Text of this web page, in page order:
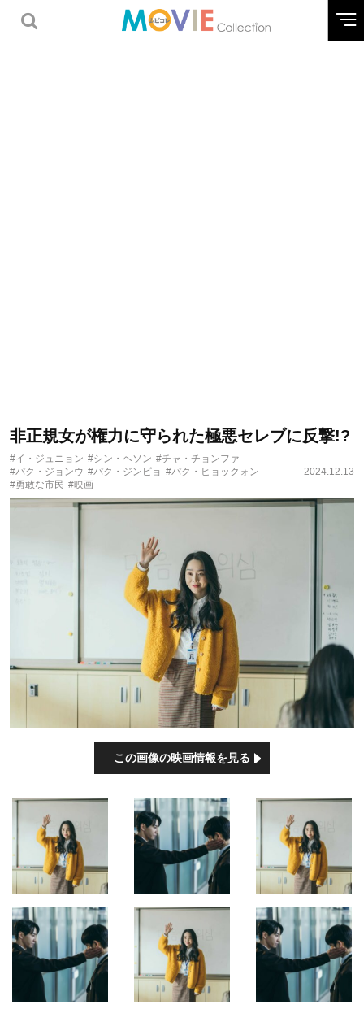
非正規女が権力に守られた極悪セレブに反撃!?
#イ・ジュニョン #シン・ヘソン #チャ・チョンファ
#パク・ジョンウ #パク・ジンピョ #パク・ヒョックォン
#勇敢な市民 #映画
2024.12.13
この画像の映画情報を見る